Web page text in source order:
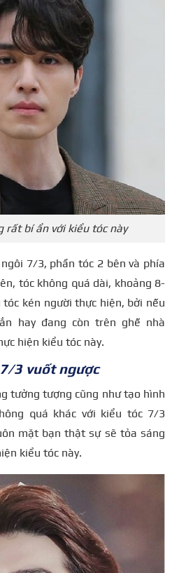
rất bí ẩn với kiểu tóc này
7/3, phần tóc 2 bên và phía
tóc không quá dài, khoảng 8-
tóc kén người thực hiện, bởi nếu
hay đang còn trên ghế nhà
hiện kiểu tóc này.
3 vuốt ngược
tưởng tượng cũng như tạo hình
quá khác với kiểu tóc 7/3
mặt bạn thật sự sẽ tỏa sáng
kiểu tóc này.